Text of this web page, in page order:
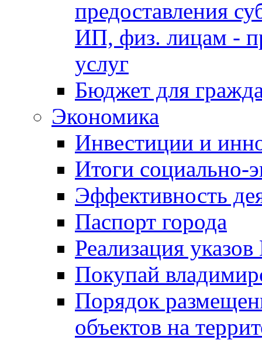
предоставления
ИП, физ. лицам -
услуг
Бюджет для
Экономика
Инвестиции и
Итоги социально-
Эффективность
Паспорт города
Реализация
Покупай
Порядок
объектов на